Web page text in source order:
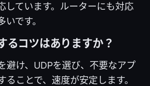
しています。ルーターにも対応
です。
るコツはありますか？
避け、UDPを選び、不要なアプ
ることで、速度が安定します。